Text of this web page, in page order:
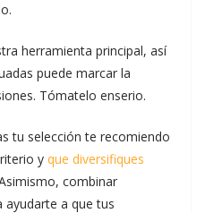
herramienta principal, así
puede marcar la
Tómatelo enserio.
tu selección te recomiendo
y que diversifiques
combinar
a que tus